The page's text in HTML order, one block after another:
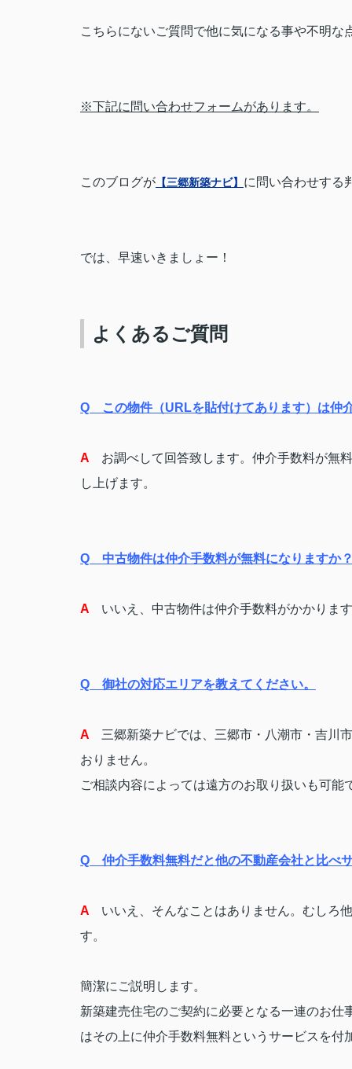
こちらにないご質問で他に気になる事や不明
※下記に問い合わせフォームがあります。
このブログが 【三郷新築ナビ】 に問い合わせする
では、早速いきましょー！
よくあるご質問
Q この物件（URLを貼付けてあります）は仲
A お調べして回答致します。 仲介手数料が無
し上げます。
Q 中古物件は仲介手数料が無料になりますか
A いいえ、中古物件は仲介手数料がかかりま
Q 御社の対応エリアを教えてください。
A
三郷新築ナビでは、三郷市・八潮市・吉川
おりません。
ご相談内容によっては遠方のお取り扱いも可能
Q 仲介手数料無料だと他の不動産会社と比べ
A
いいえ、そんなことはありません。むしろ
す。
簡潔にご説明します。
新築建売住宅のご契約に必要となる一連のお
はその上に仲介手数料無料というサービスを付